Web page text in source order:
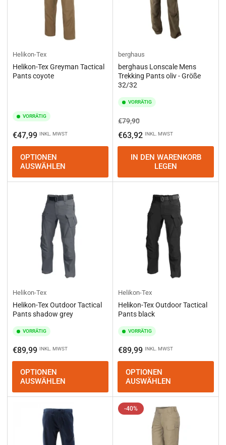
Helikon-Tex
Helikon-Tex Greyman Tactical
Pants coyote
VORRÄTIG
Normaler
Preis
€47,99 INKL. MWST
OPTIONEN
AUSWÄHLEN
berghaus
berghaus Lonscale Mens
Trekking Pants oliv - Größe
32/32
VORRÄTIG
Normaler
Preis
€79,90Ausverkaufspreis
€63,92 INKL. MWST
IN DEN WARENKORB
LEGEN
Helikon-Tex
Helikon-Tex Outdoor Tactical
Pants shadow grey
VORRÄTIG
Normaler
Preis
€89,99 INKL. MWST
OPTIONEN
AUSWÄHLEN
Helikon-Tex
Helikon-Tex Outdoor Tactical
Pants black
VORRÄTIG
Normaler
Preis
€89,99 INKL. MWST
OPTIONEN
AUSWÄHLEN
-40%